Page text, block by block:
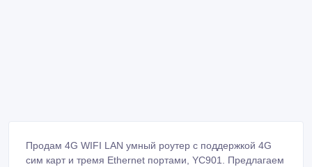
Продам 4G WIFI LAN умный роутер с поддержкой 4G
сим карт и тремя Ethernet портами, YC901. Предлагаем